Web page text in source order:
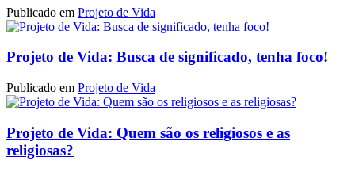
Publicado em Projeto de Vida
Projeto de Vida: Busca de significado, tenha foco!
Publicado em Projeto de Vida
Projeto de Vida: Quem são os religiosos e as
religiosas?